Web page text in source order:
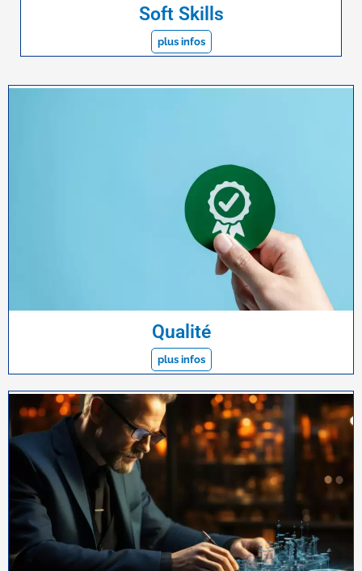
Soft Skills
plus infos
Qualité
plus infos